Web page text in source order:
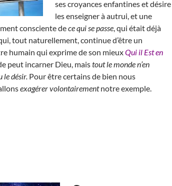
ses croyances enfantines et désire
les enseigner à autrui, et une
consciente dece qui se passe, qui était déjà
tout naturellement, continue d’être un
humain qui exprime de son mieuxQui il Est en
peut incarner Dieu, maistout le monde n’en
le désir. Pour être certains de bien nous
exagérer volontairementnotre exemple.